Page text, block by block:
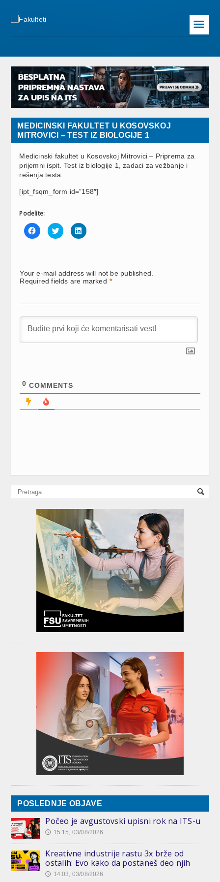
☰
MEDICINSKI FAKULTET U KOSOVSKOJ
MITROVICI – TEST IZ BIOLOGIJE 1
Medicinski fakultet u Kosovskoj Mitrovici – Priprema za
prijemni ispit. Test iz biologije 1, zadaci za vežbanje i
rešenja testa.
[ipt_fsqm_form id=”158″]
Podelite:
Click
to
share
new
window)
Click
to
share
new
window)
Click
to
new
window)
Your e-mail address will not be published.
Required fields are marked *
0 COMMENTS
POSLEDNJE OBJAVE
Počeo je avgustovski upisni rok na ITS-u
🕔 15:15, 03/08/2026
Kreativne industrije rastu 3x brže od
ostalih: Evo kako da postaneš deo njih
🕔 14:03, 03/08/2026